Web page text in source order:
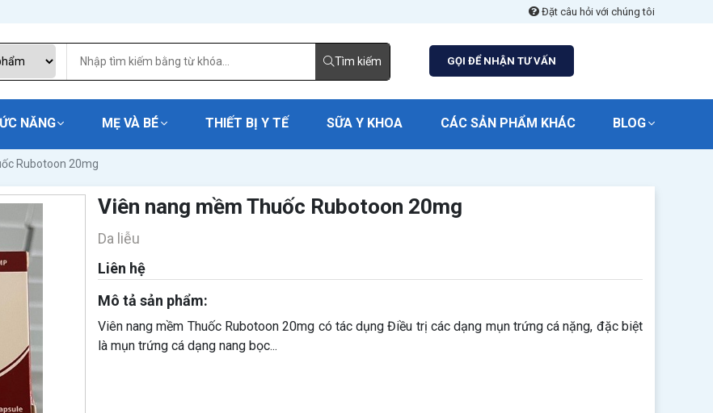
Đặt câu hỏi với chúng tôi
Tìm kiếm GỌI ĐỂ NHẬN TƯ VẤN
NĂNG MẸ VÀ BÉ THIẾT BỊ Y TẾ SỮA Y KHOA CÁC SẢN PHẨM KHÁC BLOG
Rubotoon 20mg
Viên nang mềm Thuốc Rubotoon 20mg
Da liễu
Liên hệ
Mô tả sản phẩm:
Viên nang mềm Thuốc Rubotoon 20mg có tác dụng Điều trị các dạng mụn trứng cá nặng, đặc biệt
là mụn trứng cá dạng nang bọc...